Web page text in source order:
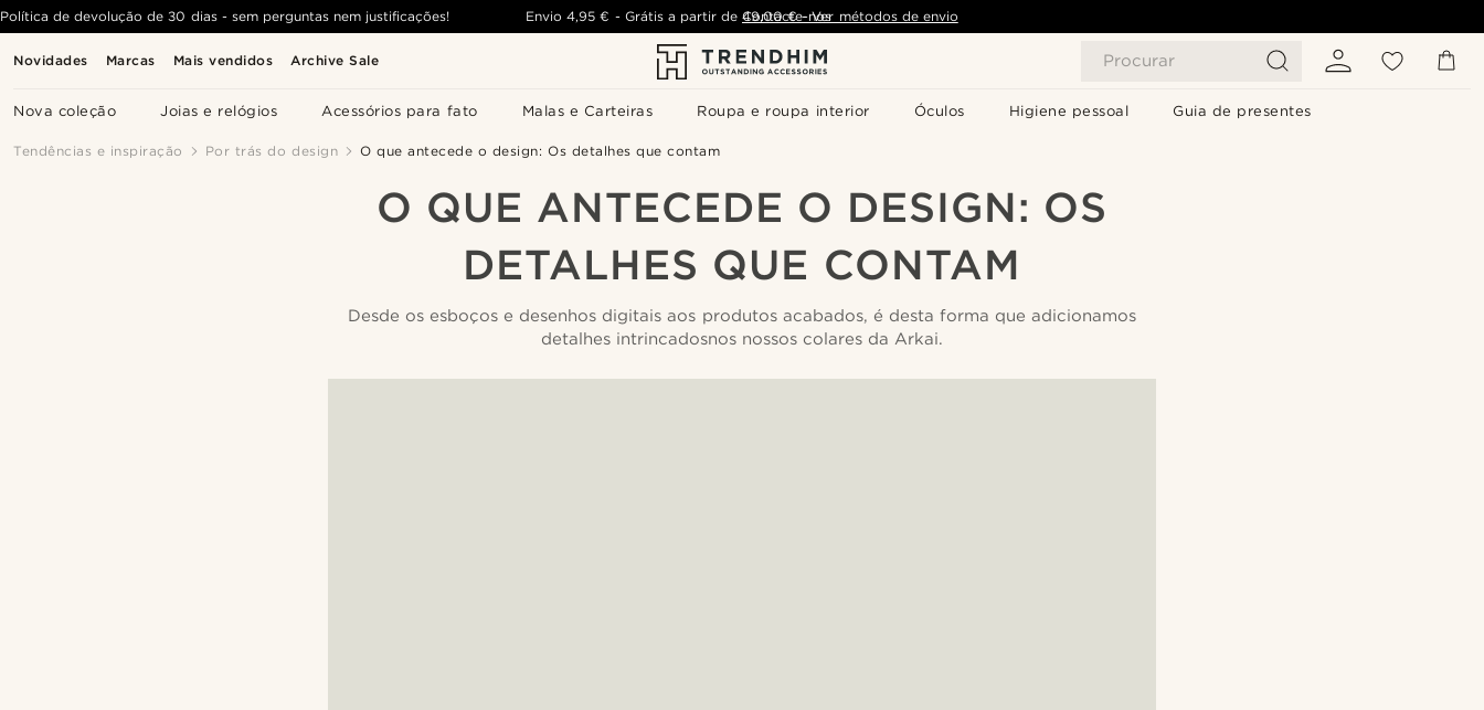
Novidades Marcas Mais vendidos Archive Sale Procurar
Nova coleção Joias e relógios Acessórios para fato Malas e Carteiras Roupa e roupa interior Óculos Higiene pessoal Guia de presentes
Política de devolução de 30 dias - sem perguntas nem justificações! Envio 4,95 € - Grátis a partir de 49,00 € - Ver métodos de envio
Contacte-nos
Tendências e inspiração Por trás do design O que antecede o design: Os detalhes que contam
O QUE ANTECEDE O DESIGN: OS
DETALHES QUE CONTAM
Desde os esboços e desenhos digitais aos produtos acabados, é desta forma que adicionamos
detalhes intrincadosnos nossos colares da Arkai.